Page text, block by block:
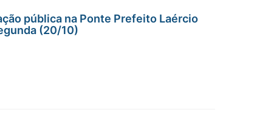
pública na Ponte Prefeito Laércio
(20/10)